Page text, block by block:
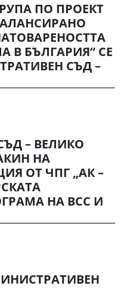
ПО ПРОЕКТ
В БЪЛГАРИЯ“ СЕ
СЪД –
– ВЕЛИКО
НА
ОТ ЧПГ „АК –
НА ВСС И